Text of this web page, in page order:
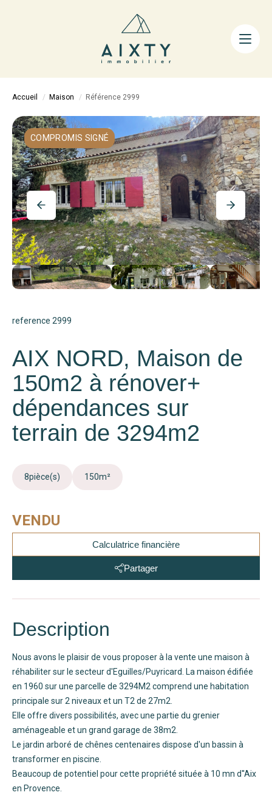
ACHETER
LA MÉTHODE
AIXTY & VOUS
Nos Agences
Nos Équipes
Nos Tarifs
Nos Biens Vendus
Notre City Guide
Accueil Maison Référence 2999
COMPROMIS SIGNÉ
reference 2999
AIX NORD, Maison de
150m2 à rénover+
dépendances sur
terrain de 3294m2
8pièce(s) 150m²
VENDU
Calculatrice financière
Partager
Description
Nous avons le plaisir de vous proposer à la vente une maison à
réhabiliter sur le secteur d'Eguilles/Puyricard. La maison édifiée
en 1960 sur une parcelle de 3294M2 comprend une habitation
principale sur 2 niveaux et un T2 de 27m2.
Elle offre divers possibilités, avec une partie du grenier
aménageable et un grand garage de 38m2.
Le jardin arboré de chênes centenaires dispose d'un bassin à
transformer en piscine.
Beaucoup de potentiel pour cette propriété située à 10 mn d''Aix
en Provence.